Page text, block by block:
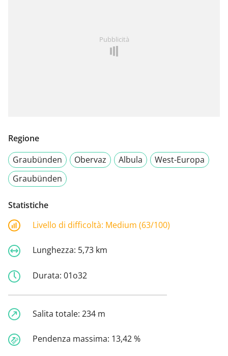
Pubblicità
Regione
Graubünden
Obervaz Albula
West-Europa
Graubünden
Statistiche
Livello di difficoltà: Medium (63/100)
Lunghezza: 5,73 km
Durata: 01o32
Salita totale: 234 m
Pendenza massima: 13,42 %